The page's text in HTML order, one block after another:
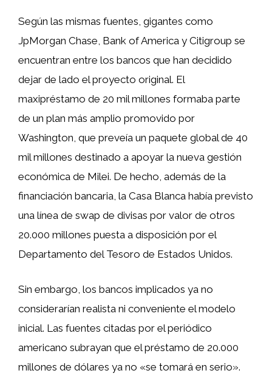
Según las mismas fuentes, gigantes como
JpMorgan Chase, Bank of America y Citigroup se
encuentran entre los bancos que han decidido
dejar de lado el proyecto original. El
maxipréstamo de 20 mil millones formaba parte
de un plan más amplio promovido por
Washington, que preveía un paquete global de 40
mil millones destinado a apoyar la nueva gestión
económica de Milei. De hecho, además de la
financiación bancaria, la Casa Blanca había previsto
una línea de swap de divisas por valor de otros
20.000 millones puesta a disposición por el
Departamento del Tesoro de Estados Unidos.
Sin embargo, los bancos implicados ya no
considerarían realista ni conveniente el modelo
inicial. Las fuentes citadas por el periódico
americano subrayan que el préstamo de 20.000
millones de dólares ya no «se tomará en serio».